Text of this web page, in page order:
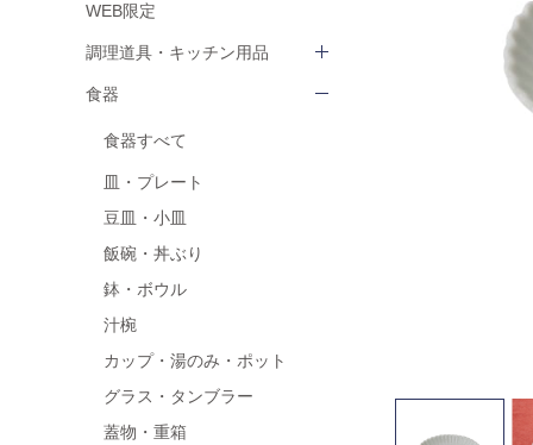
WEB限定
調理道具・キッチン用品
食器
食器すべて
皿・プレート
豆皿・小皿
飯碗・丼ぶり
鉢・ボウル
汁椀
カップ・湯のみ・ポット
グラス・タンブラー
蓋物・重箱